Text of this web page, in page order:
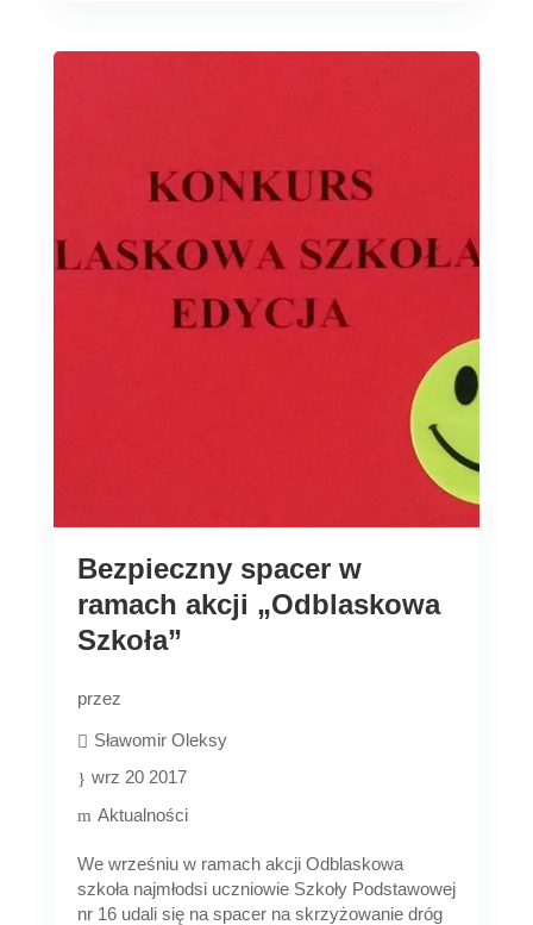
Bezpieczny spacer w
ramach akcji „Odblaskowa
Szkoła”
przez
Sławomir Oleksy
wrz 20 2017
Aktualności
We wrześniu w ramach akcji Odblaskowa
szkoła najmłodsi uczniowie Szkoły Podstawowej
nr 16 udali się na spacer na skrzyżowanie dróg